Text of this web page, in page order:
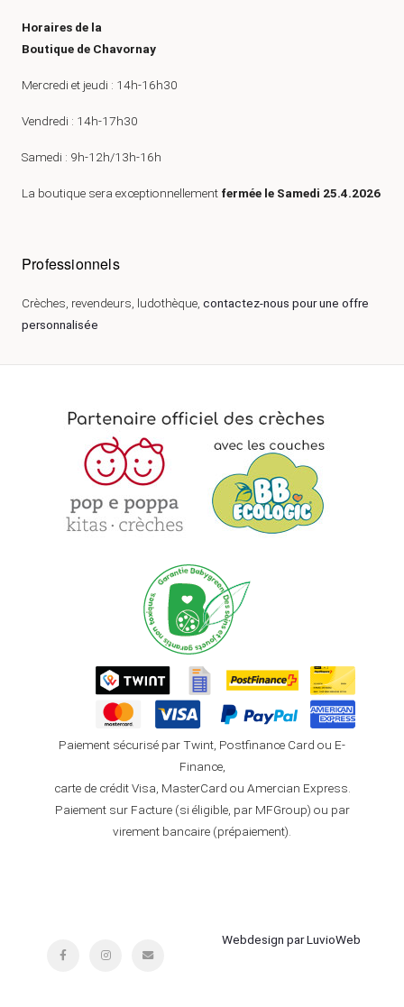
Horaires de la
Boutique de Chavornay
Mercredi et jeudi : 14h-16h30
Vendredi : 14h-17h30
Samedi : 9h-12h/13h-16h
La boutique sera exceptionnellement fermée le Samedi 25.4.2026
Professionnels
Crèches, revendeurs, ludothèque, contactez-nous pour une offre
personnalisée
Paiement sécurisé par Twint, Postfinance Card ou E-
Finance,
carte de crédit Visa, MasterCard ou Amercian Express.
Paiement sur Facture (si éligible, par MFGroup) ou par
virement bancaire (prépaiement).
Webdesign par LuvioWeb